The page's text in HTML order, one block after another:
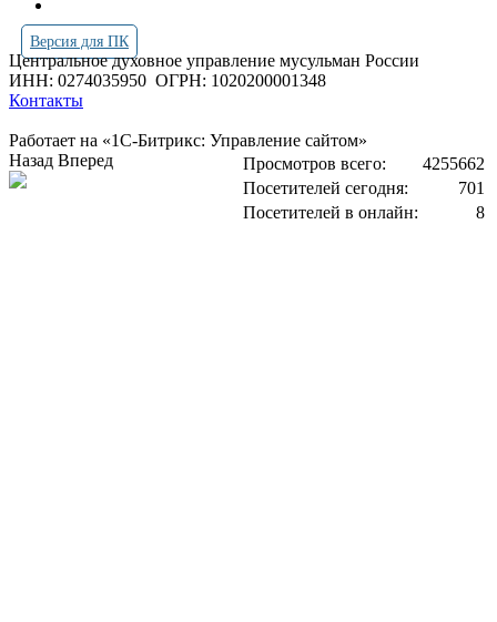
Версия для ПК
Центральное духовное управление мусульман России
ИНН: 0274035950 ОГРН: 1020200001348
Контакты
Работает на «1С-Битрикс: Управление сайтом»
Просмотров всего:
4255662
Посетителей сегодня:
701
Посетителей в онлайн:
8
Назад Вперед